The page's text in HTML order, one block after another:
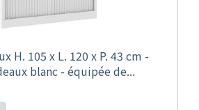
H. 105 x L. 120 x P. 43 cm -
blanc - équipée de...